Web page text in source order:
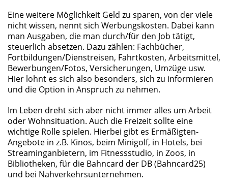
Eine weitere Möglichkeit Geld zu sparen, von der viele
nicht wissen, nennt sich Werbungskosten. Dabei kann
man Ausgaben, die man durch/für den Job tätigt,
steuerlich absetzen. Dazu zählen: Fachbücher,
Fortbildungen/Dienstreisen, Fahrtkosten, Arbeitsmittel,
Bewerbungen/Fotos, Versicherungen, Umzüge usw.
Hier lohnt es sich also besonders, sich zu informieren
und die Option in Anspruch zu nehmen.
Im Leben dreht sich aber nicht immer alles um Arbeit
oder Wohnsituation. Auch die Freizeit sollte eine
wichtige Rolle spielen. Hierbei gibt es Ermäßigten-
Angebote in z.B. Kinos, beim Minigolf, in Hotels, bei
Streaminganbietern, im Fitnessstudio, in Zoos, in
Bibliotheken, für die Bahncard der DB (Bahncard25)
und bei Nahverkehrsunternehmen.